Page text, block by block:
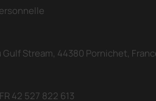
Gulf Stream, 44380 Pornichet,
FR 42 527 822 613